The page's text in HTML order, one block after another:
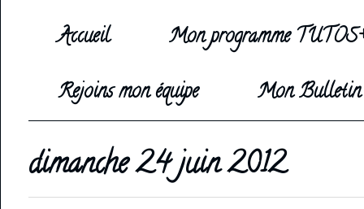
Accueil
Mon programme
Rejoins mon équipe
Mon
dimanche 24 juin 2012